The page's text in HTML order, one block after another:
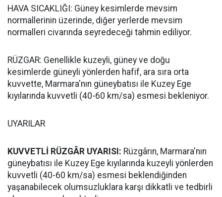
HAVA SICAKLIĞI: Güney kesimlerde mevsim
normallerinin üzerinde, diğer yerlerde mevsim
normalleri civarında seyredeceği tahmin ediliyor.
RÜZGAR: Genellikle kuzeyli, güney ve doğu
kesimlerde güneyli yönlerden hafif, ara sıra orta
kuvvette, Marmara'nın güneybatısı ile Kuzey Ege
kıyılarında kuvvetli (40-60 km/sa) esmesi bekleniyor.
UYARILAR
KUVVETLİ RÜZGÂR UYARISI: Rüzgârın, Marmara'nın
güneybatısı ile Kuzey Ege kıyılarında kuzeyli yönlerden
kuvvetli (40-60 km/sa) esmesi beklendiğinden
yaşanabilecek olumsuzluklara karşı dikkatli ve tedbirli